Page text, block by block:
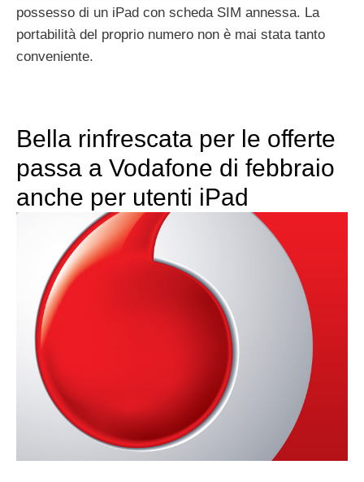
possesso di un iPad con scheda SIM annessa. La
portabilità del proprio numero non è mai stata tanto
conveniente.
Bella rinfrescata per le offerte
passa a Vodafone di febbraio
anche per utenti iPad